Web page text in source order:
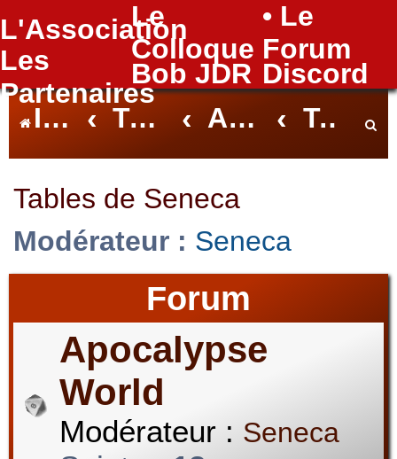
L'Association
Le
Colloque
• Le
Forum
Les
Partenaires
Bob JDR Discord
FAQ
Index du forum Tables Nantaises Archives des Tables Tables de Seneca
h
Tables de Seneca
Modérateur : Seneca
Forum
Apocalypse
World
Modérateur : Seneca